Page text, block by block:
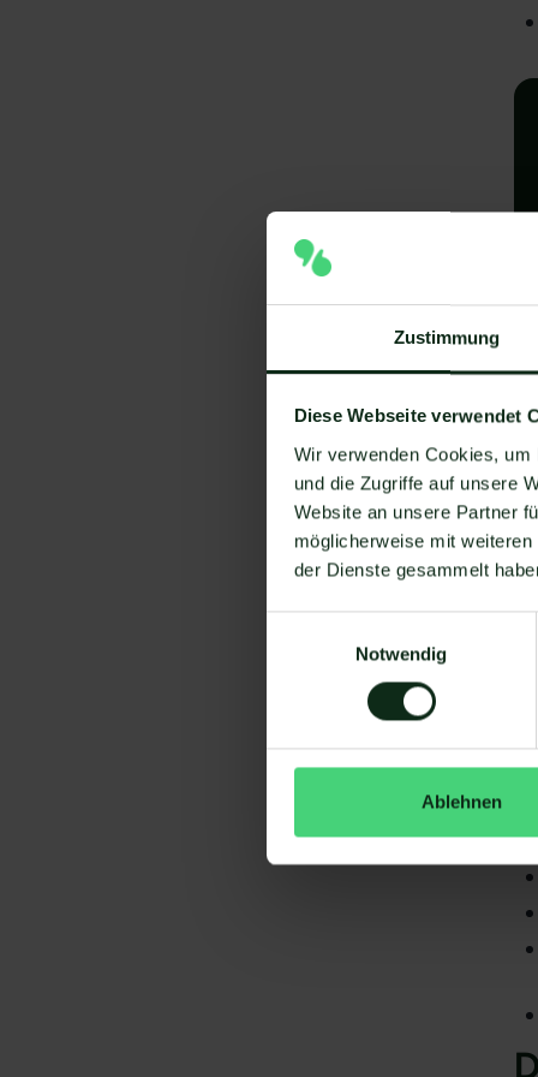
Zustimmung
Diese Webseite verwendet
Wir verwenden Cookies,
und die Zugriffe auf unsere
Website an unsere Partner
möglicherweise mit
der Dienste gesammelt
Notwendig
Ablehnen